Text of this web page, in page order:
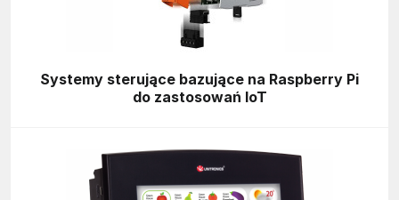
Systemy sterujące bazujące na Raspberry Pi
do zastosowań IoT